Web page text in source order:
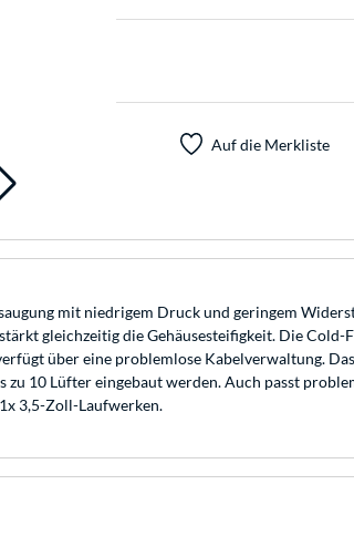
Auf die Merkliste
mit niedrigem Druck und geringem
gleichzeitig die Gehäusesteifigkeit. Die
über eine problemlose Kabelverwaltung.
10 Lüfter eingebaut werden. Auch passt
3,5-Zoll-Laufwerken.